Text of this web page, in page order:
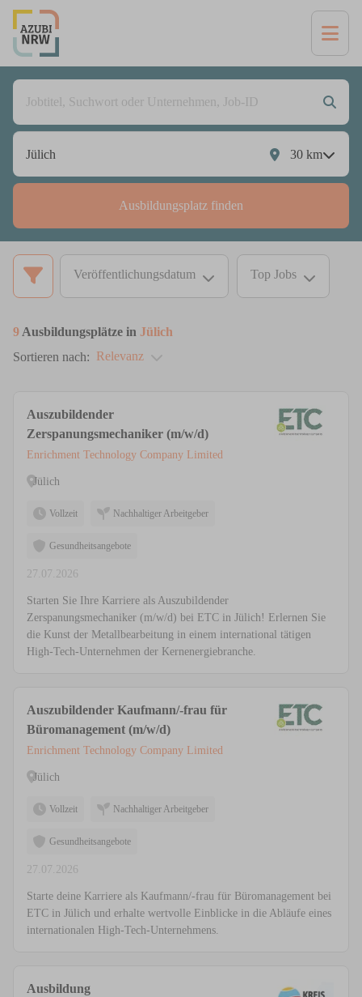
30 km
Ausbildungsplatz finden
Veröffentlichungsdatum Top Jobs
9 Ausbildungsplätze in Jülich
Sortieren nach: Relevanz
Auszubildender
Zerspanungsmechaniker (m/w/d)
Enrichment Technology Company Limited
Jülich
Vollzeit Nachhaltiger Arbeitgeber
Gesundheitsangebote
27.07.2026
Starten Sie Ihre Karriere als Auszubildender
Zerspanungsmechaniker (m/w/d) bei ETC in Jülich! Erlernen Sie
die Kunst der Metallbearbeitung in einem international tätigen
High-Tech-Unternehmen der Kernenergiebranche.
Auszubildender Kaufmann/-frau für
Büromanagement (m/w/d)
Enrichment Technology Company Limited
Jülich
Vollzeit Nachhaltiger Arbeitgeber
Gesundheitsangebote
27.07.2026
Starte deine Karriere als Kaufmann/-frau für Büromanagement bei
ETC in Jülich und erhalte wertvolle Einblicke in die Abläufe eines
internationalen High-Tech-Unternehmens.
Ausbildung